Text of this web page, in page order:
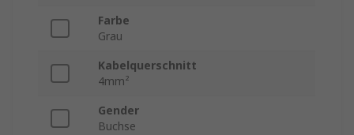
Farbe
Grau
Kabelquerschnitt
4mm²
Gender
Buchse